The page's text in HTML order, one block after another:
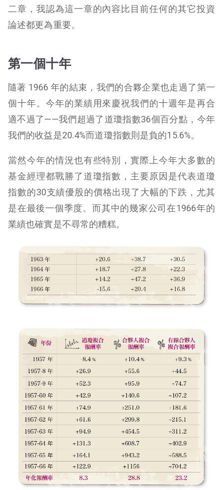
二章，我認為這一章的內容比目前任何的其它投資
論述都更為重要。
第一個十年
隨著 1966 年的結束，我們的合夥企業也走過了第一
個十年。今年的業績用來慶祝我們的十週年是再合
適不過了——我們超過了道瓊指數36個百分點，今年
我們的收益是20.4%而道瓊指數則是負的15.6%。
當然今年的情況也有些特別，實際上今年大多數的
基金經理都戰勝了道瓊指數，主要原因是代表道瓊
指數的30支績優股的價格出現了大幅的下跌，尤其
是在最後一個季度。而其中的幾家公司在1966年的
業績也確實是不尋常的糟糕。